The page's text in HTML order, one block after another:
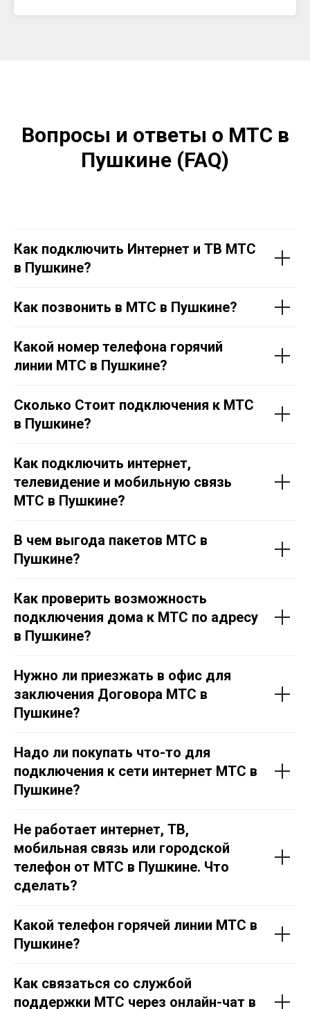
Вопросы и ответы о МТС в
Пушкине (FAQ)
Как подключить Интернет и ТВ МТС
в Пушкине?
Как позвонить в МТС в Пушкине?
Какой номер телефона горячий
линии МТС в Пушкине?
Сколько Стоит подключения к МТС
в Пушкине?
Как подключить интернет,
телевидение и мобильную связь
МТС в Пушкине?
В чем выгода пакетов МТС в
Пушкине?
Как проверить возможность
подключения дома к МТС по адресу
в Пушкине?
Нужно ли приезжать в офис для
заключения Договора МТС в
Пушкине?
Надо ли покупать что-то для
подключения к сети интернет МТС в
Пушкине?
Не работает интернет, ТВ,
мобильная связь или городской
телефон от МТС в Пушкине. Что
сделать?
Какой телефон горячей линии МТС в
Пушкине?
Как связаться со службой
поддержки МТС через онлайн-чат в